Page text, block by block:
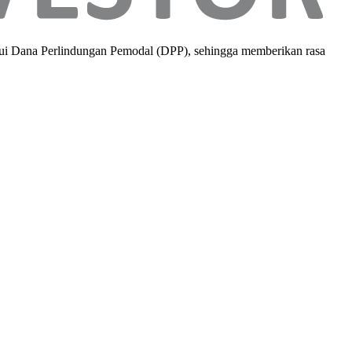
Perlindungan Pemodal (DPP), sehingga memberikan rasa